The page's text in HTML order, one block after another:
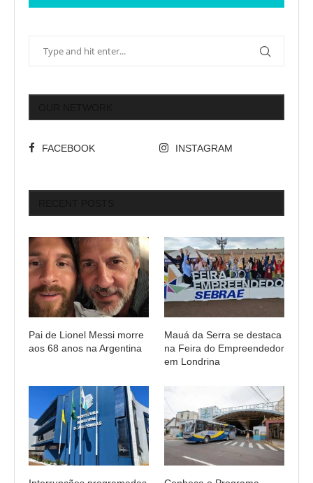
FACEBOOK INSTAGRAM
Pai de Lionel Messi morre
aos 68 anos na Argentina
Mauá da Serra se destaca
na Feira do Empreendedor
em Londrina